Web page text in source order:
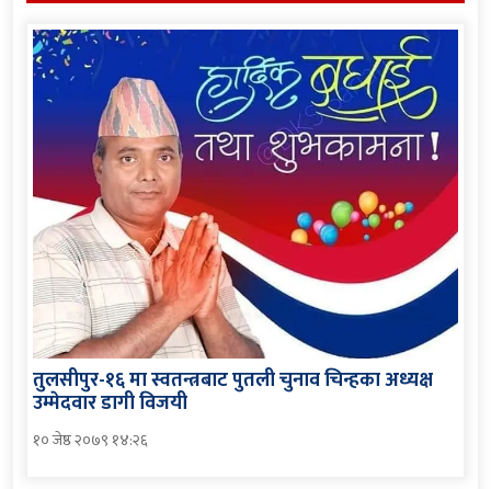
तुलसीपुर-१६ मा स्वतन्त्रबाट पुतली चुनाव चिन्हका अध्यक्ष
उम्मेदवार डागी विजयी
१० जेष्ठ २०७९ १४:२६